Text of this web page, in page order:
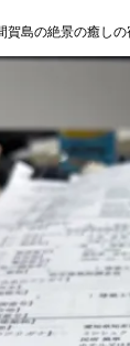
賀島の絶景の癒し